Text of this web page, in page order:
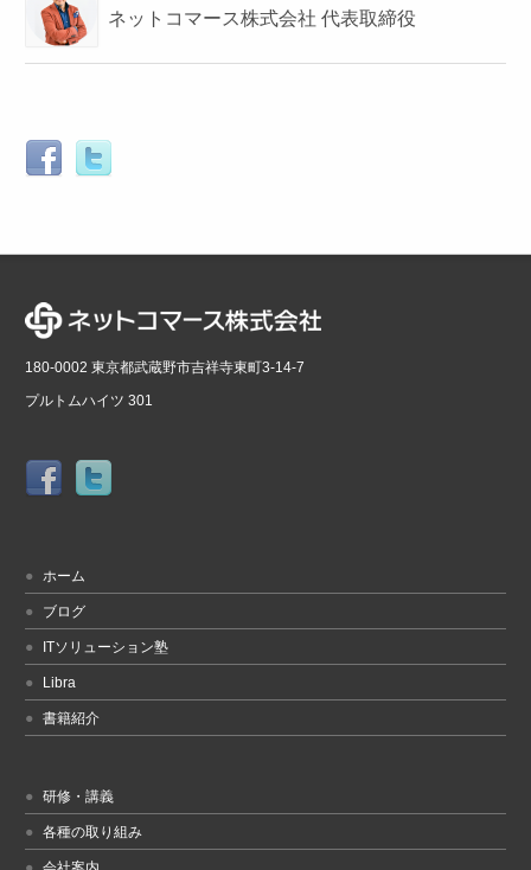
ネットコマース株式会社 代表取締役
180-0002 東京都武蔵野市吉祥寺東町3-14-7
プルトムハイツ 301
ホーム
ブログ
ITソリューション塾
Libra
書籍紹介
研修・講義
各種の取り組み